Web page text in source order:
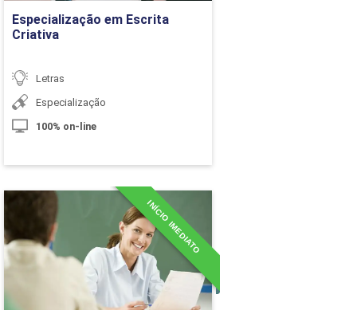
10h
Carga Horária
10h
10h
Especialização em Escrita
Criativa
Letras
Especialização
100% on-line
INÍCIO IMEDIATO
Especialização em
Linguística
Detalhes do curso